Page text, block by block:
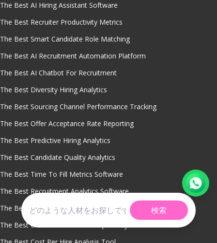
検索
The Best AI Hiring Assistant Software
The Best Recruiter Productivity Metrics
The Best Smart Candidate Role Matching
The Best AI Recruitment Automation Platform
The Best AI Chatbot For Recruitment
The Best Diversity Hiring Analytics
The Best Sourcing Channel Performance Tracking
The Best Offer Acceptance Rate Reporting
The Best Predictive Hiring Analytics
The Best Candidate Quality Analytics
The Best Time To Fill Metrics Software
The Best Recruitment Analytics Software
The Best Talent Pool Segmentation Analytics
The Best Cloud Based Talent Repository